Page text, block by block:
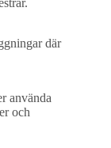
där
använda
och